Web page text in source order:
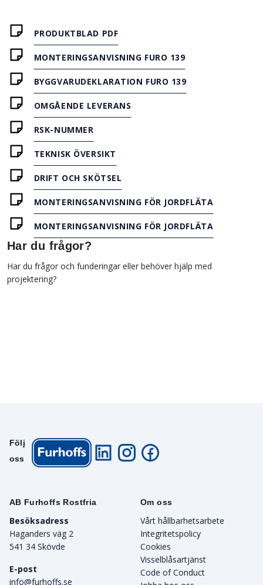
PRODUKTBLAD PDF
MONTERINGSANVISNING FURO 139
BYGGVARUDEKLARATION FURO 139
OMGÅENDE LEVERANS
RSK-NUMMER
TEKNISK ÖVERSIKT
DRIFT OCH SKÖTSEL
MONTERINGSANVISNING FÖR JORDFLÄTA
MONTERINGSANVISNING FÖR JORDFLÄTA
Har du frågor?
Har du frågor och funderingar eller behöver hjälp med
projektering?
AB Furhoffs Rostfria
Besöksadress
Haganders väg 2
541 34 Skövde
E-post
info@furhoffs.se
Om oss
Vårt hållbarhetsarbete
Integritetspolicy
Cookies
Visselblåsartjänst
Code of Conduct
Följ
oss